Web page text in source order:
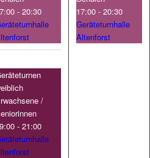
- 20:30
/
- 21:00
17:00 - 20:30
Geräteturnhalle
Altenforst